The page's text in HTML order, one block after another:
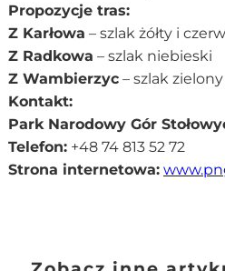
Propozycje tras:
Z Karłowa – szlak żółty i
Z Radkowa – szlak niebieski
Z Wambierzyc– szlak zielony
Kontakt:
Park Narodowy Gór
Telefon:+48 74 813 52 72
Strona internetowa: